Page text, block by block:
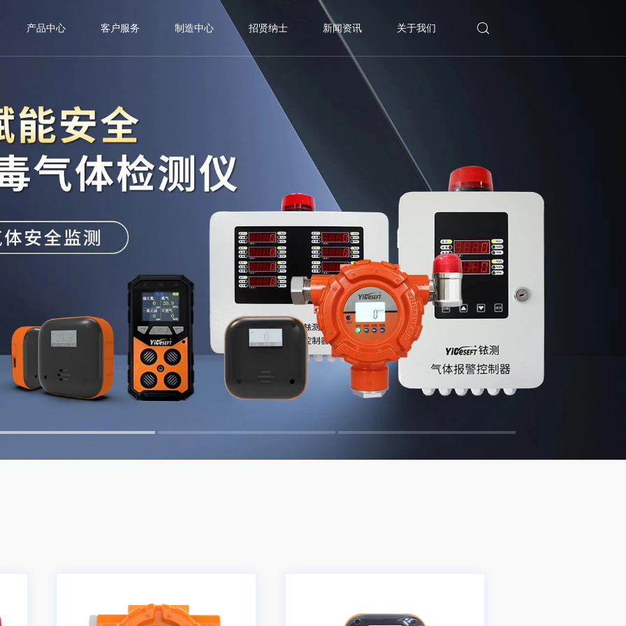
产品中心 客户服务 制造中心 招贤纳士 新闻资讯 关于我们